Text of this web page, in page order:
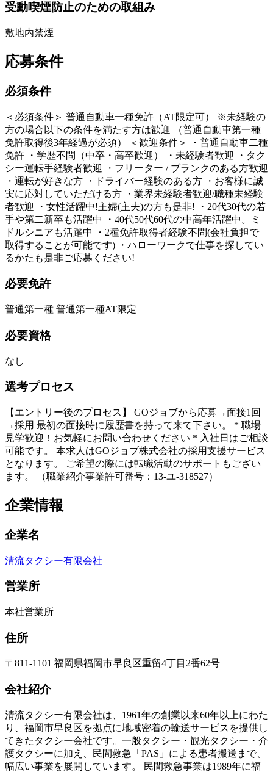
受動喫煙防止のための取組み
敷地内禁煙
応募条件
必須条件
＜必須条件＞ 普通自動車一種免許（AT限定可） ※未経験の
方の場合以下の条件を満たす方は歓迎 （普通自動車第一種
免許取得後3年経過が必須） ＜歓迎条件＞ ・普通自動車二種
免許 ・学歴不問（中卒・高卒歓迎） ・未経験者歓迎 ・タク
シー運転手経験者歓迎 ・フリーター / ブランクのある方歓迎
・運転が好きな方 ・ドライバー経験のある方 ・お客様に誠
実に応対していただける方 ・業界未経験者歓迎/職種未経験
者歓迎 ・女性活躍中!主婦(主夫)の方も是非! ・20代30代の若
手や第二新卒も活躍中 ・40代50代60代の中高年活躍中。ミ
ドルシニアも活躍中 ・2種免許取得者経験不問(会社負担で
取得することが可能です) ・ハローワークで仕事を探してい
るかたも是非ご応募ください!
必要免許
普通第一種 普通第一種AT限定
必要資格
なし
選考プロセス
【エントリー後のプロセス】 GOジョブから応募→面接1回
→採用 最初の面接時に履歴書を持って来て下さい。 * 職場
見学歓迎！お気軽にお問い合わせください * 入社日はご相談
可能です。 本求人はGOジョブ株式会社の採用支援サービス
となります。 ご希望の際には転職活動のサポートもござい
ます。 （職業紹介事業許可番号：13-ユ-318527）
企業情報
企業名
清流タクシー有限会社
営業所
本社営業所
住所
〒811-1101 福岡県福岡市早良区重留4丁目2番62号
会社紹介
清流タクシー有限会社は、1961年の創業以来60年以上にわた
り、福岡市早良区を拠点に地域密着の輸送サービスを提供し
てきたタクシー会社です。一般タクシー・観光タクシー・介
護タクシーに加え、民間救急「PAS」による患者搬送まで、
幅広い事業を展開しています。 民間救急事業は1989年に福